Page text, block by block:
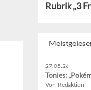
Rubrik „3
27.05.26
Tonies:
Von Redaktion